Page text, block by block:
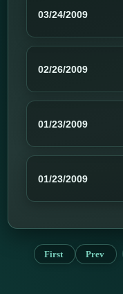
03/24/2009
02/26/2009
01/23/2009
01/23/2009
First Prev